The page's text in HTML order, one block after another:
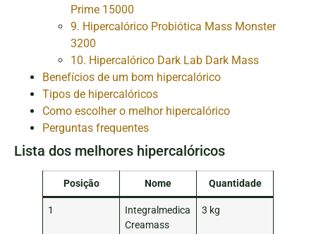
Prime 15000
9. Hipercalórico Probiótica Mass Monster
3200
10. Hipercalórico Dark Lab Dark Mass
Benefícios de um bom hipercalórico
Tipos de hipercalóricos
Como escolher o melhor hipercalórico
Perguntas frequentes
Lista dos melhores hipercalóricos
Posição Nome Quantidade
1
Integralmedica
Creamass
3 kg